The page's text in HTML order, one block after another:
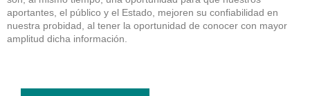
aportantes, el público y el Estado, mejoren su confiabilidad en
nuestra probidad, al tener la oportunidad de conocer con mayor
amplitud dicha información.